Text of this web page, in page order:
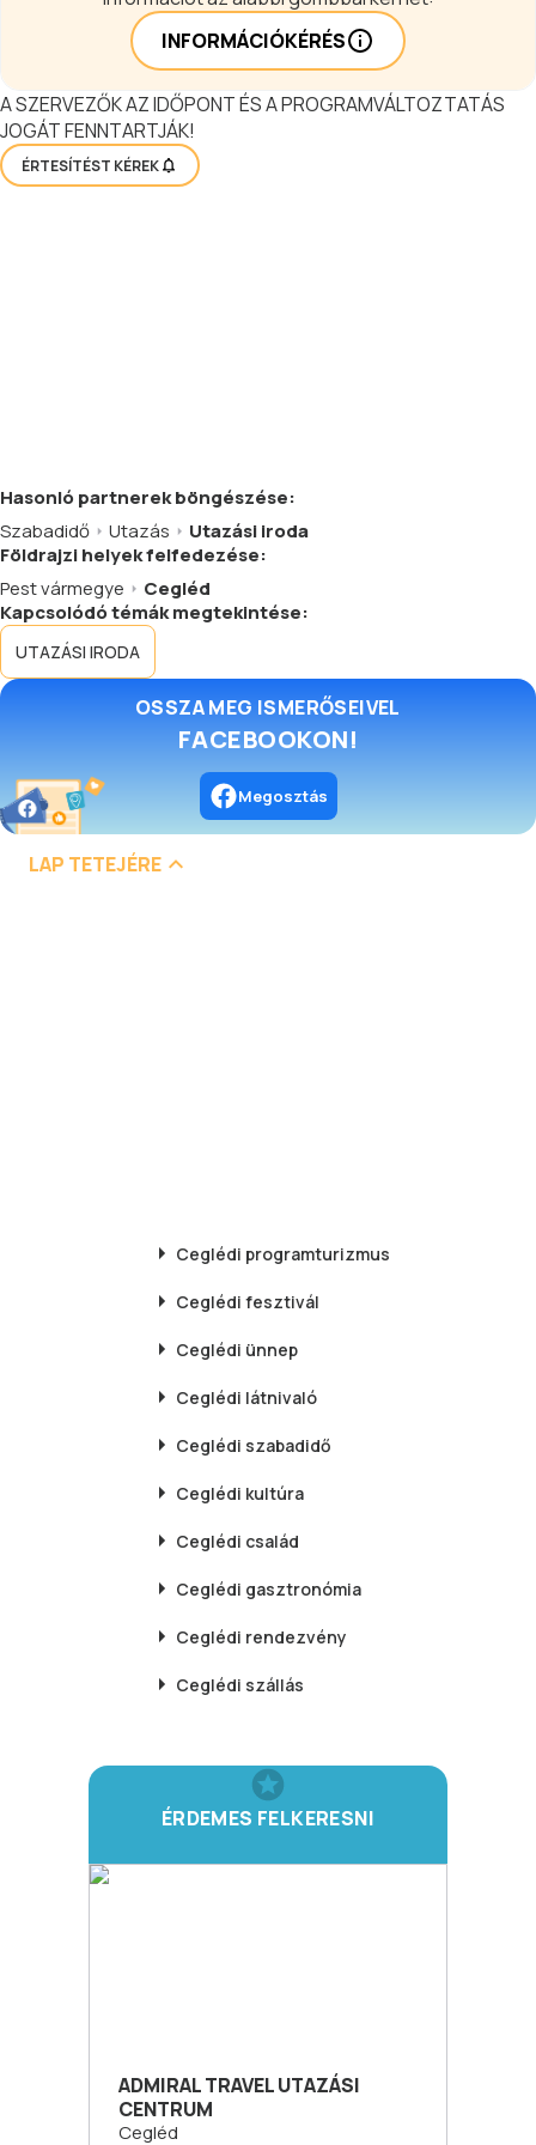
INFORMÁCIÓKÉRÉS
A SZERVEZŐK AZ IDŐPONT ÉS A PROGRAMVÁLTOZTATÁS
JOGÁT FENNTARTJÁK!
ÉRTESÍTÉST KÉREK
Hasonló partnerekböngészése:
Szabadidő
Utazás
Utazási iroda
Földrajzi helyek felfedezése:
Pest vármegye
Cegléd
Kapcsolódó témák megtekintése:
UTAZÁSI IRODA
OSSZA MEG ISMERŐSEIVEL
FACEBOOKON!
Megosztás
LAP TETEJÉRE
Ceglédi programturizmus
Ceglédi fesztivál
Ceglédi ünnep
Ceglédi látnivaló
Ceglédi szabadidő
Ceglédi kultúra
Ceglédi család
Ceglédi gasztronómia
Ceglédi rendezvény
Ceglédi szállás
ÉRDEMES FELKERESNI
ADMIRAL TRAVEL UTAZÁSI
CENTRUM
Cegléd